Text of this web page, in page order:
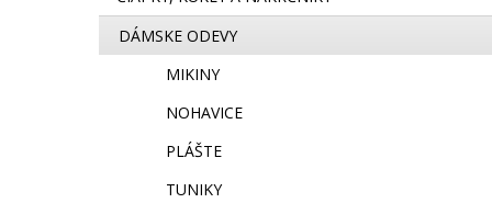
DÁMSKE ODEVY
MIKINY
NOHAVICE
PLÁŠTE
TUNIKY